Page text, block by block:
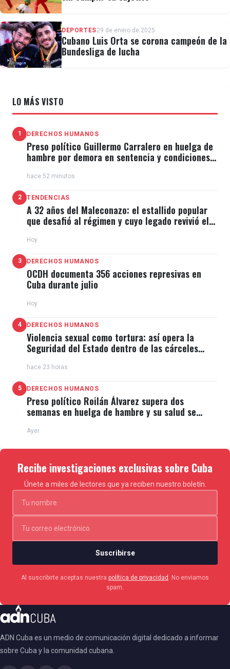
DEPORTES29 de enero de 2025
Cubano Luis Orta se corona campeón de la
Bundesliga de lucha
LO MÁS VISTO
1 DERECHOS HUMANOS
Preso político Guillermo Carralero en huelga de
hambre por demora en sentencia y condiciones
hace 52 minutos
2 TENDENCIAS
A 32 años del Maleconazo: el estallido popular
que desafió al régimen y cuyo legado revivió el
Hoy
3 DERECHOS HUMANOS
OCDH documenta 356 acciones represivas en
Cuba durante julio
Hoy
4 DERECHOS HUMANOS
Violencia sexual como tortura: así opera la
Seguridad del Estado dentro de las cárceles
hace 23 horas
5 DERECHOS HUMANOS
Preso político Roilán Álvarez supera dos
semanas en huelga de hambre y su salud se
Ayer
Recibe investigaciones exclusivas sobre Cuba
Únete a miles de lectores que ya reciben nuestro boletín.
Suscribirse
Al suscribirte aceptas nuestra política de privacidad
. No enviamos
spam.
ADN Cuba es un medio de comunicación digital dedicado a informar
sobre Cuba y la comunidad cubana.